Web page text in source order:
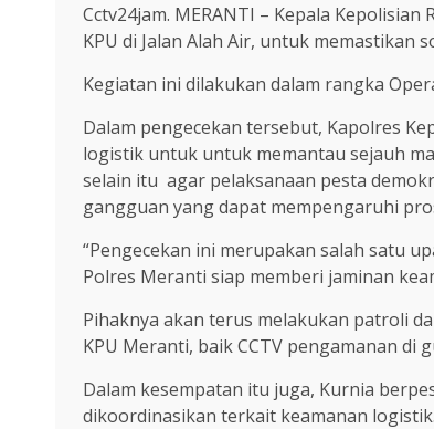
Cctv24jam. MERANTI – Kepala
KPU di Jalan Alah Air, untuk memastikan
Kegiatan ini dilakukan dalam rangka
Dalam pengecekan tersebut, Kapolres
logistik untuk untuk memantau sejauh
selain itu agar pelaksanaan pesta
gangguan yang dapat mempengaruhi
“Pengecekan ini merupakan salah satu
Polres Meranti siap memberi jaminan
Pihaknya akan terus melakukan patroli
KPU Meranti, baik CCTV pengamanan di
Dalam kesempatan itu juga, Kurnia
dikoordinasikan terkait keamanan logistik.